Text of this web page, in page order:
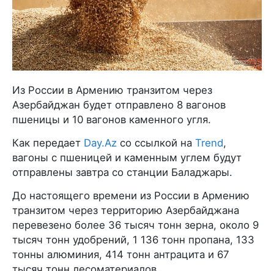
Из России в Армению транзитом через
Азербайджан будет отправлено 8 вагонов
пшеницы и 10 вагонов каменного угля.
Как передает Day.Az со ссылкой на Trend,
вагоны с пшеницей и каменным углем будут
отправлены завтра со станции Баладжары.
До настоящего времени из России в Армению
транзитом через территорию Азербайджана
перевезено более 36 тысяч тонн зерна, около 9
тысяч тонн удобрений, 1 136 тонн пропана, 133
тонны алюминия, 414 тонн антрацита и 67